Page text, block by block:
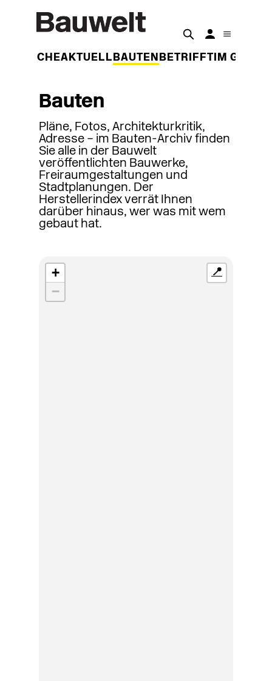
WOCHEAKTUELL BAUTEN BETRIFFT IM
Bauten
Pläne, Fotos, Architekturkritik,
Adresse – im Bauten-Archiv finden
Sie alle in der Bauwelt
veröffentlichten Bauwerke,
Freiraumgestaltungen und
Stadtplanungen. Der
Herstellerindex verrät Ihnen
darüber hinaus, wer was mit wem
gebaut hat.
+
−
📍